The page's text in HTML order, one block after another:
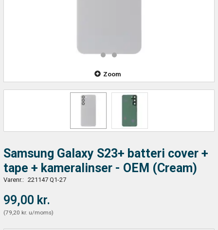
Zoom
Samsung Galaxy S23+ batteri cover +
tape + kameralinser - OEM (Cream)
Varenr.: 221147 Q1-27
99,00 kr.
(79,20 kr. u/moms)